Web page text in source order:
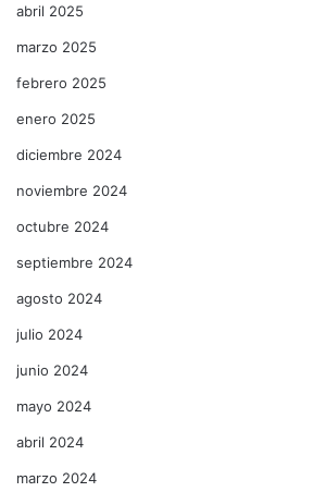
abril 2025
marzo 2025
febrero 2025
enero 2025
diciembre 2024
noviembre 2024
octubre 2024
septiembre 2024
agosto 2024
julio 2024
junio 2024
mayo 2024
abril 2024
marzo 2024